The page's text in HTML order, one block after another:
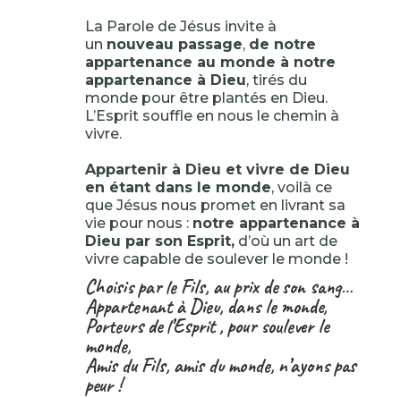
La Parole de Jésus invite à
un nouveau passage, de notre
appartenance au monde à notre
appartenance à Dieu, tirés du
monde pour être plantés en Dieu.
L’Esprit souffle en nous le chemin à
vivre.
Appartenir à Dieu et vivre de Dieu
en étant dans le monde, voilà ce
que Jésus nous promet en livrant sa
vie pour nous : notre appartenance à
Dieu par son Esprit,d’où un art de
vivre capable de soulever le monde !
Choisis par le Fils, au prix de son sang…
Appartenant à Dieu, dans le monde,
Porteurs de l’Esprit , pour soulever le
monde,
Amis du Fils, amis du monde, n’ayons pas
peur !